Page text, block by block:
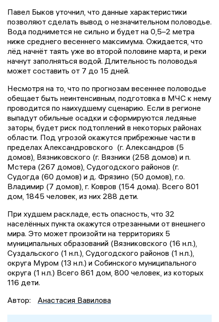
Павел Быков уточнил, что данные характеристики
позволяют сделать вывод о незначительном половодье.
Вода поднимется не сильно и будет на 0,5–2 метра
ниже среднего весеннего максимума. Ожидается, что
лёд начнёт таять уже во второй половине марта, и реки
начнут заполняться водой. Длительность половодья
может составить от 7 до 15 дней.
Несмотря на то, что по прогнозам весеннее половодье
обещает быть неинтенсивным, подготовка в МЧС к нему
проводится по наихудшему сценарию. Если в регионе
выпадут обильные осадки и сформируются ледяные
заторы, будет риск подтоплений в некоторых районах
области. Под угрозой окажутся прибрежные части в
пределах Александровского (г. Александров (5
домов), Вязниковского (г. Вязники (258 домов) и п.
Мстера (267 домов), Судогодского районов (г.
Судогда (60 домов) и д. Фрязино (50 домов), г.о.
Владимир (7 домов), г. Ковров (154 дома). Всего 801
дом, 1845 человек, из них 288 дети.
При худшем раскладе, есть опасность, что 32
населённых пункта окажутся отрезанными от внешнего
мира. Это может произойти на территориях 5
муниципальных образований (Вязниковского (16 н.п.),
Суздальского (1 н.п.), Судогодского районов (1 н.п.),
округа Муром (13 н.п.) и Собинского муниципального
округа (1 н.п.) Всего 861 дом, 800 человек, из которых
116 дети.
Автор:
Анастасия Вавилова